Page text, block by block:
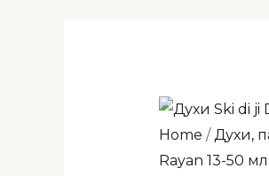
Home / Духи,
Rayan 13-50 мл